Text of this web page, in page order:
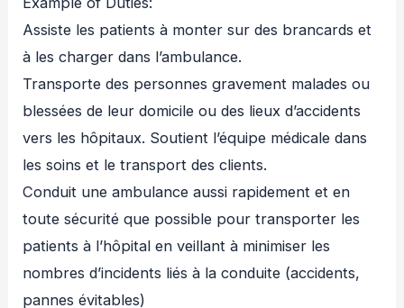
Assiste les patients à monter sur des brancards et
à les charger dans l’ambulance.
Transporte des personnes gravement malades ou
blessées de leur domicile ou des lieux d’accidents
vers les hôpitaux. Soutient l’équipe médicale dans
les soins et le transport des clients.
Conduit une ambulance aussi rapidement et en
toute sécurité que possible pour transporter les
patients à l’hôpital en veillant à minimiser les
nombres d’incidents liés à la conduite (accidents,
pannes évitables)